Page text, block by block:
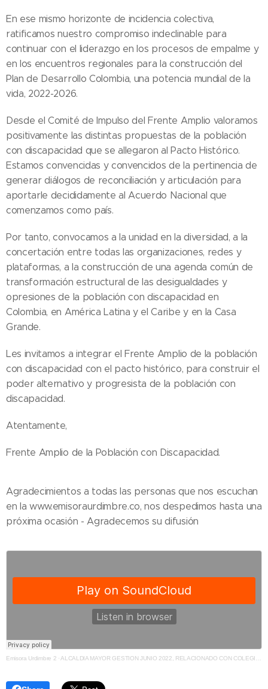
En ese mismo horizonte de incidencia colectiva,
ratificamos nuestro compromiso indeclinable para
continuar con el liderazgo en los procesos de empalme y
en los encuentros regionales para la construcción del
Plan de Desarrollo Colombia, una potencia mundial de la
vida, 2022-2026.
Desde el Comité de Impulso del Frente Amplio valoramos
positivamente las distintas propuestas de la población
con discapacidad que se allegaron al Pacto Histórico.
Estamos convencidas y convencidos de la pertinencia de
generar diálogos de reconciliación y articulación para
aportarle decididamente al Acuerdo Nacional que
comenzamos como país.
Por tanto, convocamos a la unidad en la diversidad, a la
concertación entre todas las organizaciones, redes y
plataformas, a la construcción de una agenda común de
transformación estructural de las desigualdades y
opresiones de la población con discapacidad en
Colombia, en América Latina y el Caribe y en la Casa
Grande.
Les invitamos a integrar el Frente Amplio de la población
con discapacidad con el pacto histórico, para construir el
poder alternativo y progresista de la población con
discapacidad.
Atentamente,
Frente Amplio de la Población con Discapacidad.
Agradecimientos a todas las personas que nos escuchan
en la www.emisoraurdimbre.co, nos despedimos hasta una
próxima ocasión - Agradecemos su difusión
Emisora Urdimbre 2 · ALCALDIA MAYOR GESTION JUNIO 2022, RELACIONADO CON COLEGIOS TAPAHUECOS MOVILIDAD